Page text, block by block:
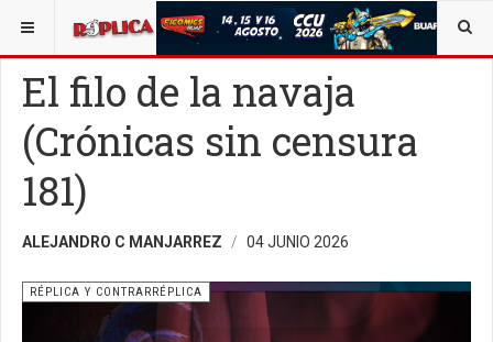
ESTÁ AQUÍ: BUSCAR UN ARTÍCULO EN POLÍTICA OPINIÓN
El filo de la navaja
(Crónicas sin censura
181)
ALEJANDRO C MANJARREZ 04 JUNIO 2026
RÉPLICA Y CONTRARRÉPLICA